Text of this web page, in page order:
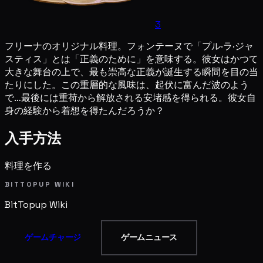
3
フリーナのオリジナル料理。フォンテーヌで「プル·ラ·ジャ
スティス」とは「正義のために」を意味する。彼女はかつて
大きな舞台の上で、最も崇高な正義が誕生する瞬間を目の当
たりにした。この重層的な風味は、起伏に富んだ波のよう
で…最後には重荷から解放される安堵感を得られる。彼女自
身の経験から着想を得たんだろうか？
入手方法
料理を作る
BITTOPUP WIKI
BitTopup Wiki
ゲームチャージ ゲームニュース